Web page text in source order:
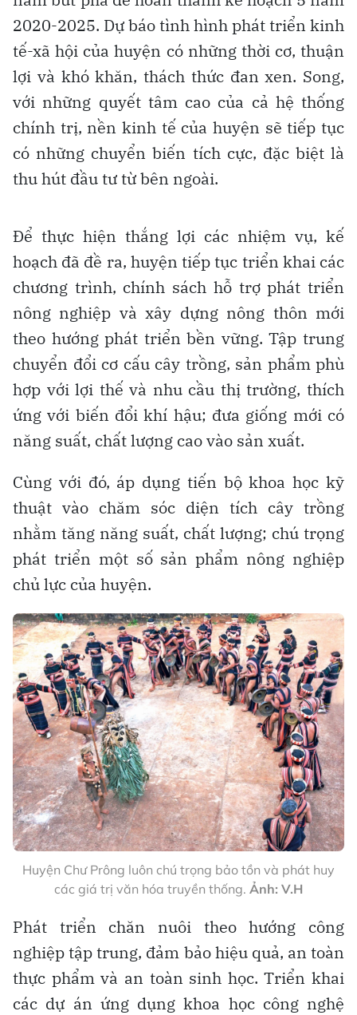
2020-2025. Dự báo tình hình phát triển kinh
tế-xã hội của huyện có những thời cơ, thuận
lợi và khó khăn, thách thức đan xen. Song,
với những quyết tâm cao của cả hệ thống
chính trị, nền kinh tế của huyện sẽ tiếp tục
có những chuyển biến tích cực, đặc biệt là
thu hút đầu tư từ bên ngoài.
Để thực hiện thắng lợi các nhiệm vụ, kế
hoạch đã đề ra, huyện tiếp tục triển khai các
chương trình, chính sách hỗ trợ phát triển
nông nghiệp và xây dựng nông thôn mới
theo hướng phát triển bền vững. Tập trung
chuyển đổi cơ cấu cây trồng, sản phẩm phù
hợp với lợi thế và nhu cầu thị trường, thích
ứng với biến đổi khí hậu; đưa giống mới có
năng suất, chất lượng cao vào sản xuất.
Cùng với đó, áp dụng tiến bộ khoa học kỹ
thuật vào chăm sóc diện tích cây trồng
nhằm tăng năng suất, chất lượng; chú trọng
phát triển một số sản phẩm nông nghiệp
chủ lực của huyện.
Huyện Chư Prông luôn chú trọng bảo tồn và phát huy
các giá trị văn hóa truyền thống. Ảnh: V.H
Phát triển chăn nuôi theo hướng công
nghiệp tập trung, đảm bảo hiệu quả, an toàn
thực phẩm và an toàn sinh học. Triển khai
các dự án ứng dụng khoa học công nghệ